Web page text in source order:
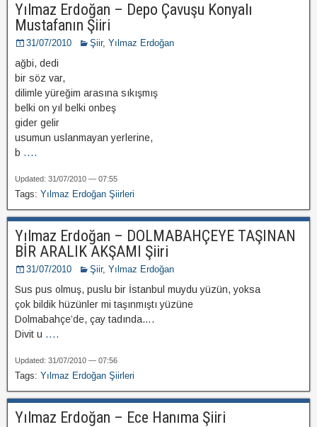
Yılmaz Erdoğan – Depo Çavuşu Konyalı
Mustafanın Şiiri
31/07/2010 Şiir, Yılmaz Erdoğan
ağbi, dedi
bir söz var,
dilimle yüreğim arasına sıkışmış
belki on yıl belki onbeş
gider gelir
usumun uslanmayan yerlerine,
b ....
Updated: 31/07/2010 — 07:55
Tags: Yılmaz Erdoğan Şiirleri
Yılmaz Erdoğan – DOLMABAHÇEYE TAŞINAN
BİR ARALIK AKŞAMI Şiiri
31/07/2010 Şiir, Yılmaz Erdoğan
Sus pus olmuş, puslu bir İstanbul muydu yüzün, yoksa
çok bildik hüzünler mi taşınmıştı yüzüne
Dolmabahçe’de, çay tadında….
Divit u ....
Updated: 31/07/2010 — 07:56
Tags: Yılmaz Erdoğan Şiirleri
Yılmaz Erdoğan – Ece Hanıma Şiiri